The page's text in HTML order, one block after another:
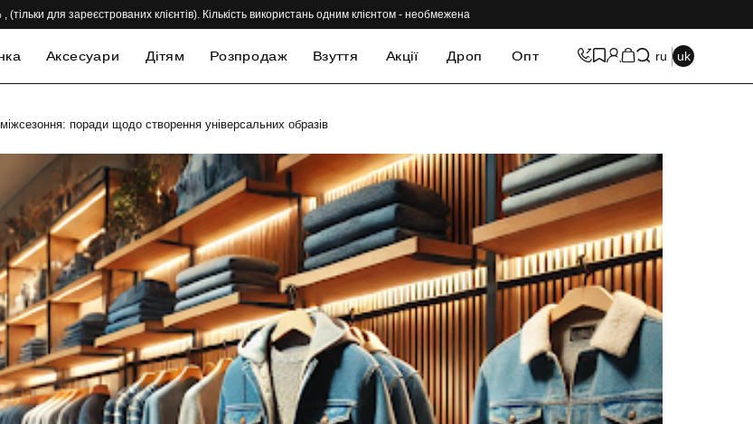
для зареєстрованих клієнтів). Кількість використань одним клієнтом - необмежена
Аксесуари Дітям Розпродаж Взуття Акції Дроп Опт ru uk
поради щодо створення універсальних образів